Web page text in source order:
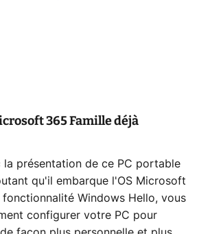
365 Famille déjà
la présentation de ce PC portable
qu'il embarque l'OS Microsoft
fonctionnalité Windows Hello, vous
configurer votre PC pour